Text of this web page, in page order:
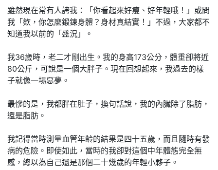
雖然現在常有人誇我：「你看起來好瘦、好年輕哦！」或問
我「欸，你怎麼鍛鍊身體？身材真結實！」不過，大家都不
知道我以前的「盛況」。
我36歲時，老二才剛出生。我的身高173公分，體重卻將近
80公斤，可說是一個大胖子。現在回想起來，我過去的樣
子就像一場惡夢。
最慘的是，我都胖在肚子，換句話說，我的內臟除了脂肪，
還是脂肪。
我記得當時測量血管年齡的結果是四十五歲，而且隨時有發
病的危險。即使如此，當時的我卻對這個中年體態完全無
感，總以為自己還是那個二十幾歲的年輕小夥子。